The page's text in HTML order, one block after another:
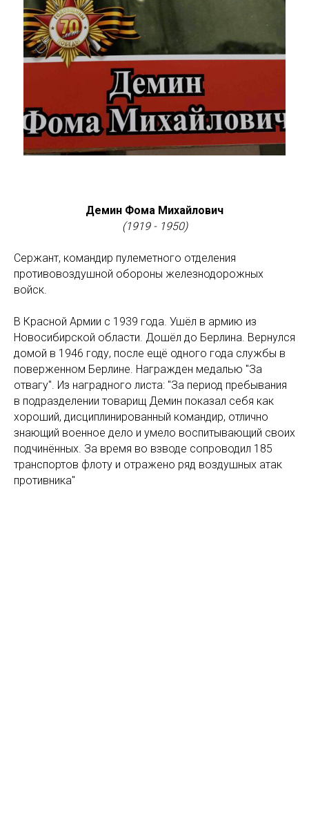
Демин Фома Михайлович
(1919 - 1950)
Сержант, командир пулеметного отделения
противовоздушной обороны железнодорожных
войск.
В Красной Армии с 1939 года. Ушёл в армию из
Новосибирской области. Дошёл до Берлина. Вернулся
домой в 1946 году, после ещё одного года службы в
поверженном Берлине. Награжден медалью "За
отвагу". Из наградного листа: "За период пребывания
в подразделении товарищ Демин показал себя как
хороший, дисциплинированный командир, отлично
знающий военное дело и умело воспитывающий своих
подчинённых. За время во взводе сопроводил 185
транспортов флоту и отражено ряд воздушных атак
противника"